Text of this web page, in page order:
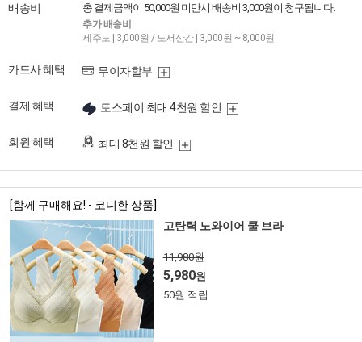
배송비 총 결제금액이 50,000원 미만시 배송비 3,000원이 청구됩니다.
추가 배송비
제주도 | 3,000원 / 도서산간 | 3,000원 ~ 8,000원
카드사 혜택 무이자할부
결제 혜택 토스페이 최대 4천원 할인
회원 혜택 최대 8천원 할인
[함께 구매해요! - 코디한 상품]
고탄력 노와이어 쿨 브라
11,980원
5,980원
50원 적립